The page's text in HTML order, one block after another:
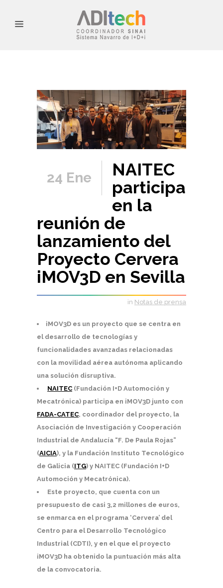
24 Ene
NAITEC
participa
en la
reunión de
lanzamiento del
Proyecto Cervera
iMOV3D en Sevilla
in Notas de prensa
iMOV3D es un proyecto que se centra en
el desarrollo de tecnologías y
funcionalidades avanzadas relacionadas
con la movilidad aérea autónoma aplicando
una solución disruptiva.
NAITEC (Fundación I+D Automoción y
Mecatrónica) participa en iMOV3D junto con
FADA-CATEC, coordinador del proyecto, la
Asociación de Investigación y Cooperación
Industrial de Andalucía “F. De Paula Rojas”
(AICIA), y la Fundación Instituto Tecnológico
de Galicia (ITG) y NAITEC (Fundación I+D
Automoción y Mecatrónica).
Este proyecto, que cuenta con un
presupuesto de casi 3,2 millones de euros,
se enmarca en el programa ‘Cervera’ del
Centro para el Desarrollo Tecnológico
Industrial (CDTI), y en el que el proyecto
iMOV3D ha obtenido la puntuación más alta
de la convocatoria.